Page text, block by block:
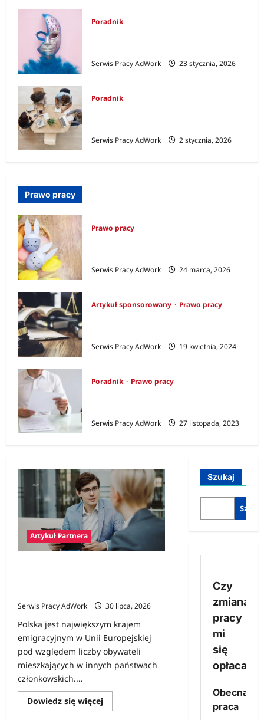
Poradnik
Serwis Pracy AdWork
23 stycznia, 2026
Poradnik
Serwis Pracy AdWork
2 stycznia, 2026
Prawo pracy
Prawo pracy
Serwis Pracy AdWork
24 marca, 2026
Artykuł sponsorowany
Prawo pracy
Serwis Pracy AdWork
19 kwietnia, 2024
Poradnik
Prawo pracy
Serwis Pracy AdWork
27 listopada, 2023
Artykuł Partnera
Serwis Pracy AdWork
30 lipca, 2026
Polska jest największym krajem
emigracyjnym w Unii Europejskiej
pod względem liczby obywateli
mieszkających w innych państwach
członkowskich....
Dowiedz się więcejDowiedz
się
Szukaj
Szukaj
Czy
zmiana
pracy
mi
się
opłaca?
Obecna
praca